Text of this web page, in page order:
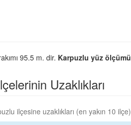
95.5 m. dir. Karpuzlu yüz ölçümü
Uzaklıkları
ilçesine uzaklıkları (en yakın 10 ilçe)